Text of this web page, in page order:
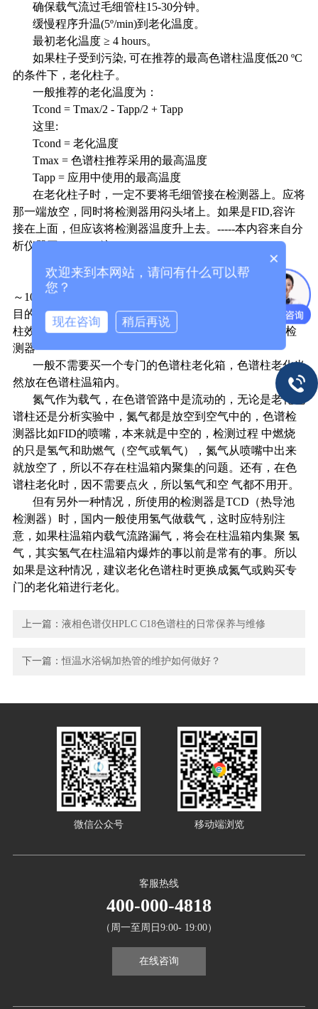
确保载气流过毛细管柱15-30分钟。
缓慢程序升温(5º/min)到老化温度。
最初老化温度 ≥ 4 hours。
如果柱子受到污染, 可在推荐的最高色谱柱温度低20 ºC
的条件下，老化柱子。
一般推荐的老化温度为：
Tcond = Tmax/2 - Tapp/2 + Tapp
这里:
Tcond = 老化温度
Tmax = 色谱柱推荐采用的最高温度
Tapp = 应用中使用的最高温度
在老化柱子时，一定不要将毛细管接在检测器上。应将
那一端放空，同时将检测器用闷头堵上。如果是FID,容许
接在上面，但应该将检测器温度升上去。 -----本内容来自分
析仪器网
二、填充柱
将柱子接通载气，流速 5～ 10ml/min，在高于使用温度 5
～ 10 (但必须低于柱子使用限制温度
小时，
目的是去除装柱时的残留溶剂，使固定液分布均匀，提高
柱效。老化时必须将柱子与检测器的连接断开以免污染检
测器
一般不需要买一个专门的色谱柱老化箱，色谱柱老化当
然放在色谱柱温箱内。
氮气作为载气，在色谱管路中是流动的，无论是老化色
谱柱还是分析实验中，氮气都是放空到空气中的，色谱检
测器比如FID的喷嘴，本来就是中空的，检测过程 中燃烧
的只是氢气和助燃气（空气或氧气），氮气从喷嘴中出来
就放空了，所以不存在柱温箱内聚集的问题。还有，在色
谱柱老化时，因不需要点火，所以氢气和空 气都不用开。
但有另外一种情况，所使用的检测器是TCD （热导池
检测器）时，国内一般使用氢气做载气，这时应特别注
意，如果柱温箱内载气流路漏气，将会在柱温箱内集聚 氢
气，其实氢气在柱温箱内爆炸的事以前是常有的事。所以
如果是这种情况，建议老化色谱柱时更换成氮气或购买专
门的老化箱进行老化。
上一篇：液相色谱仪HPLC C18色谱柱的日常保养与维修
下一篇：恒温水浴锅加热管的维护如何做好？
客服热线
400-000-4818
（周一至周日9:00- 19:00）
在线咨询
微信公众号 移动端浏览
×
欢迎来到本网站，请问有什么可以帮
您？
现在咨询 稍后再说